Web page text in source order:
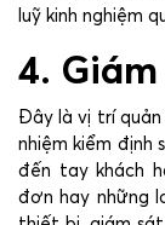
luỹ kinh nghiệm
4.
Đây là vị trí
nhiệm kiểm định
đến tay khách
đơn hay những